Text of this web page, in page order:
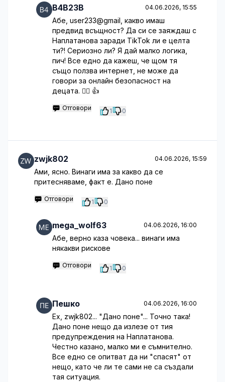
B4B23B 04.06.2026, 15:55
Абе, user233@gmail, какво имаш
предвид всъщност? Да си се заяждаш с
Наплатанова заради TikTok ли е целта
ти?! Сериозно ли? Я дай малко логика,
пич! Все едно да кажеш, че щом тя
също ползва интернет, не може да
говори за онлайн безопасност на
децата. 🤦‍♂️ 👍
Отговори 1 0
zwjk802 04.06.2026, 15:59
Ами, ясно. Винаги има за какво да се
притесняваме, факт е. Дано поне
Отговори 1 0
mega_wolf63 04.06.2026, 16:00
Абе, верно каза човека... винаги има
някакви рискове
Отговори 1 0
Пешко 04.06.2026, 16:00
Ех, zwjk802... "Дано поне"... Точно така!
Дано поне нещо да излезе от тия
предупреждения на Наплатанова.
Честно казано, малко ми е съмнително.
Все едно се опитват да ни "спасят" от
нещо, като че ли те сами не са създали
тая ситуация.